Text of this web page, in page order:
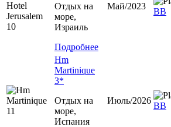
Отдых на
море,
Израиль
Подробнее
Май/2023
ВВ
Hm
Martinique
3*
Отдых на
море,
Испания
Июль/2026
BB